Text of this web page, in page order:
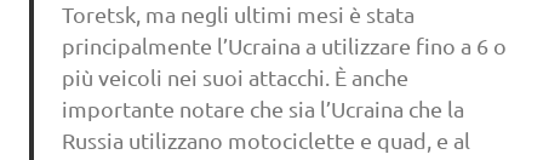
Toretsk, ma negli ultimi mesi è stata
principalmente l’Ucraina a utilizzare fino a 6 o
più veicoli nei suoi attacchi. È anche
importante notare che sia l’Ucraina che la
Russia utilizzano motociclette e quad, e al